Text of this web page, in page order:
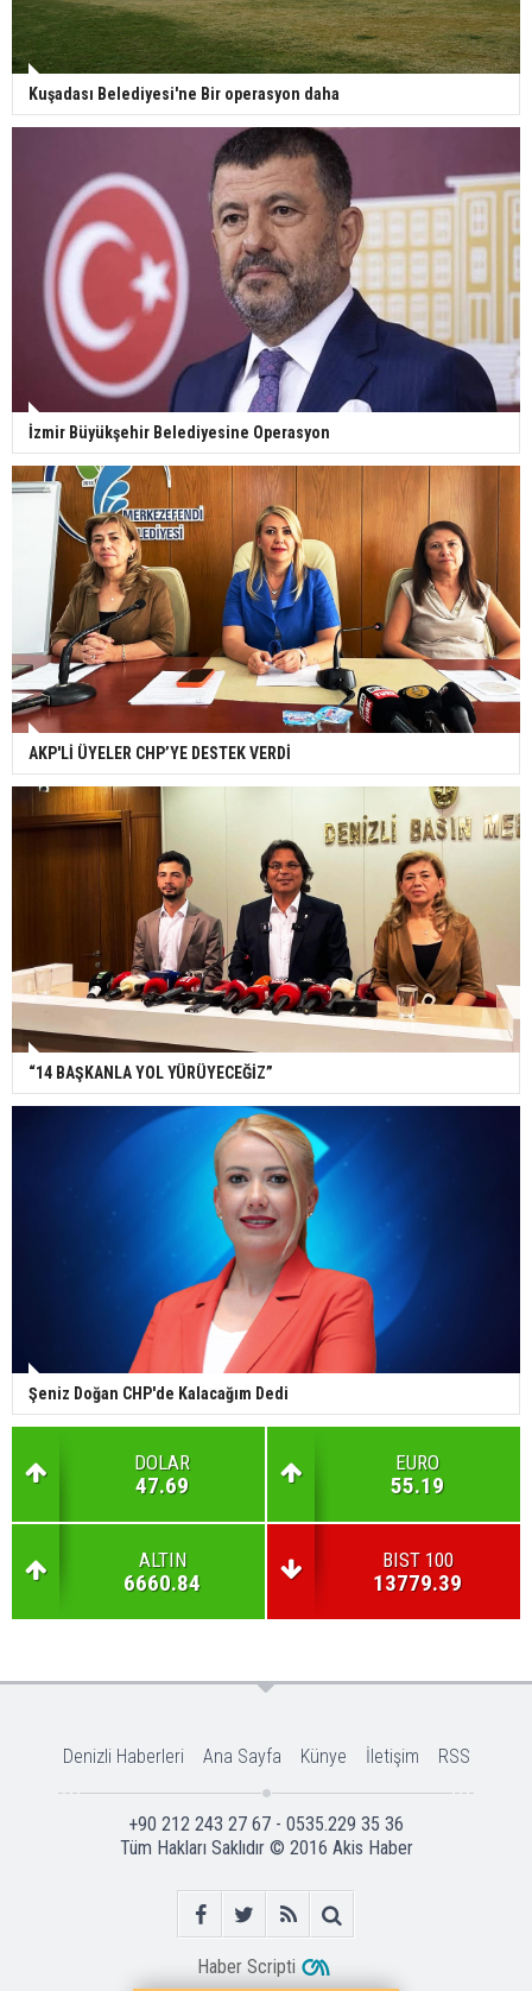
Kuşadası Belediyesi'ne Bir operasyon daha
İzmir Büyükşehir Belediyesine Operasyon
AKP'Lİ ÜYELER CHP’YE DESTEK VERDİ
“14 BAŞKANLA YOL YÜRÜYECEĞİZ”
Şeniz Doğan CHP'de Kalacağım Dedi
DOLAR
47.69
EURO
55.19
ALTIN
6660.84
BIST 100
13779.39
Denizli Haberleri Ana Sayfa Künye İletişim RSS
+90 212 243 27 67 - 0535.229 35 36
Tüm Hakları Saklıdır © 2016 Akis Haber
Haber Scripti